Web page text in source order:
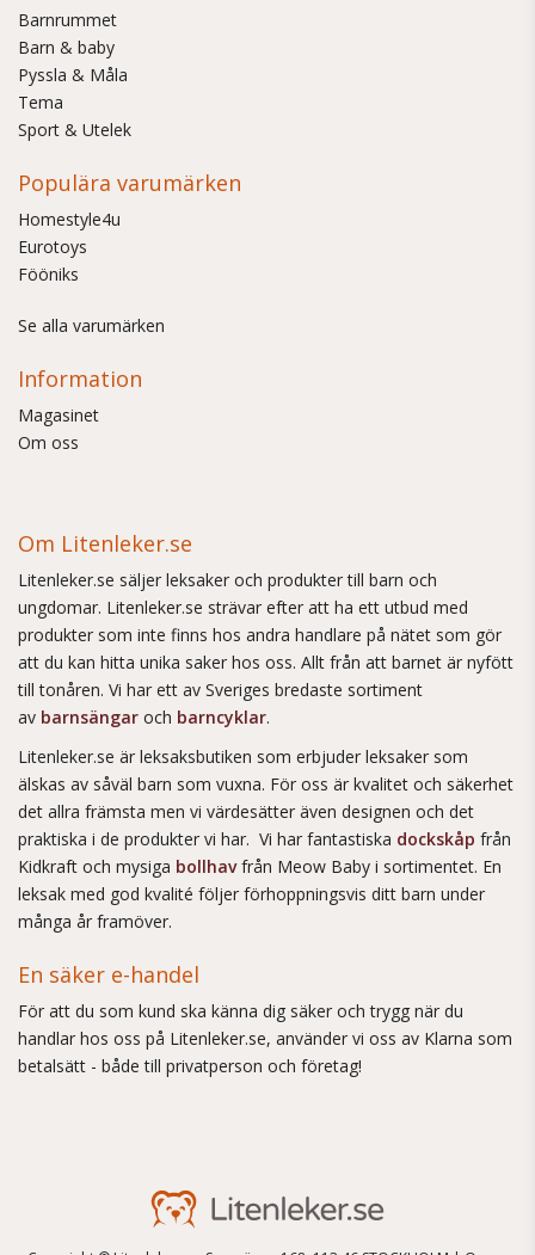
Barnrummet
Barn & baby
Pyssla & Måla
Tema
Sport & Utelek
Populära varumärken
Homestyle4u
Eurotoys
Fööniks
Se alla varumärken
Information
Magasinet
Om oss
Om Litenleker.se
Litenleker.se säljer leksaker och produkter till barn och
ungdomar. Litenleker.se strävar efter att ha ett utbud med
produkter som inte finns hos andra handlare på nätet som gör
att du kan hitta unika saker hos oss. Allt från att barnet är nyfött
till tonåren. Vi har ett av Sveriges bredaste sortiment
av barnsängar och barncyklar.
Litenleker.se är leksaksbutiken som erbjuder leksaker som
älskas av såväl barn som vuxna. För oss är kvalitet och säkerhet
det allra främsta men vi värdesätter även designen och det
praktiska i de produkter vi har. Vi har fantastiska dockskåp från
Kidkraft och mysiga bollhavfrån Meow Baby i sortimentet. En
leksak med god kvalité följer förhoppningsvis ditt barn under
många år framöver.
En säker e-handel
För att du som kund ska känna dig säker och trygg när du
handlar hos oss på Litenleker.se, använder vi oss av Klarna som
betalsätt - både till privatperson och företag!